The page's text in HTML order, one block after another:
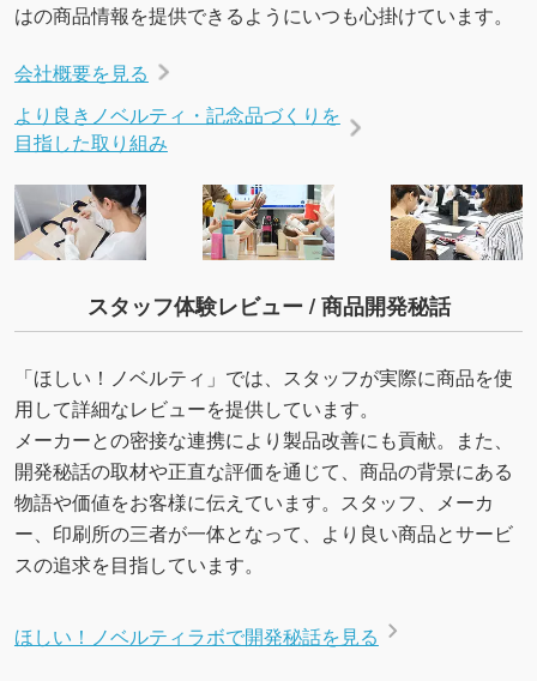
はの商品情報を提供できるようにいつも心掛けています。
会社概要を見る
より良きノベルティ・記念品づくりを
目指した取り組み
スタッフ体験レビュー / 商品開発秘話
「ほしい！ノベルティ」では、スタッフが実際に商品を使
用して詳細なレビューを提供しています。
メーカーとの密接な連携により製品改善にも貢献。また、
開発秘話の取材や正直な評価を通じて、商品の背景にある
物語や価値をお客様に伝えています。スタッフ、メーカ
ー、印刷所の三者が一体となって、より良い商品とサービ
スの追求を目指しています。
ほしい！ノベルティラボで開発秘話を見る